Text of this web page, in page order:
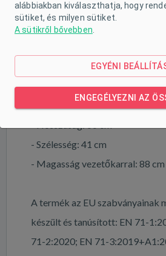
- Motor teljesítménye: 18 W
- Teherbírás: 30 kg
- Ülés magassága: 33 cm
- Szélesség: 41 cm
- Magasság vezetőkarral: 88 cm
A termék az EU szabványainak
készült és tanúsított: EN 71-
71-2:2020; EN 71-
alábbiakban kiválaszthatja, hogy
sütiket, és milyen sütiket.
A sütikről bővebben
EGYÉNI
ENGEGÉLYEZNI AZ